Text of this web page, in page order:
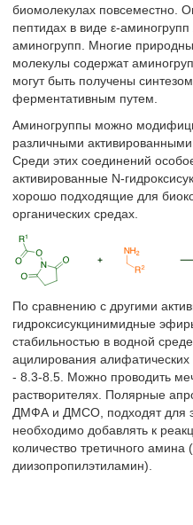
биомолекулах повсеместно.
пептидах в виде ε-
аминогрупп. Многие
молекулы содержат
могут быть получены
ферментативным путем.
Аминогруппы можно
различными
Среди этих соединений
активированные N-
хорошо подходящие для
органических средах.
По сравнению с другими
гидроксисукцинимидные
стабильностью в водной
ацилирования
- 8.3-8.5. Можно проводить
растворителях. Полярные
ДМФА и ДМСО, подходят для
необходимо добавлять к
количество третичного амина
диизопропилэтиламин).